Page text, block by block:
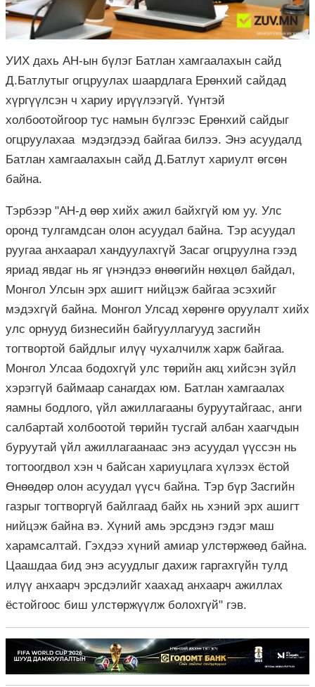
УИХ дахь АН-ын бүлэг Батлан хамгаалахын сайд
Д.Батлутыг огцруулах шаардлага Ерөнхий сайдад
хүргүүлсэн ч хариу ирүүлээгүй. Үүнтэй
холбоотойгоор тус намын бүлгээс Ерөнхий сайдыг
огцруулахаа мэдэгдээд байгаа билээ. Энэ асуудалд
Батлан хамгаалахын сайд Д.Батлут хариулт өгсөн
байна.
Тэрбээр "АН-д өөр хийх ажил байхгүй юм уу. Улс
оронд тулгамдсан олон асуудал байна. Тэр асуудал
руугаа анхаарал хандуулахгүй Засаг огцруулна гээд
яриад явдаг нь яг үнэндээ өнөөгийн нөхцөл байдал,
Монгол Улсын эрх ашигт нийцэж байгаа эсэхийг
мэдэхгүй байна. Монгол Улсад хөрөнгө оруулалт хийх
улс орнууд бизнесийн байгууллагууд засгийн
тогтвортой байдлыг илүү чухалчилж харж байгаа.
Монгол Улсаа бодохгүй улс төрийн акц хийсэн зүйл
хэрэггүй баймаар санагдах юм. Батлан хамгаалах
яамны бодлого, үйл ажиллагааны буруутайгаас, анги
салбартай холбоотой төрийн тусгай албан хаагчдын
буруутай үйл ажиллагаанаас энэ асуудал үүссэн нь
тогтоогдвол хэн ч байсан хариуцлага хүлээх ёстой
Өнөөдөр олон асуудал үүсч байна. Тэр бүр Засгийн
газрыг тогтворгүй байлгаад байх нь хэний эрх ашигт
нийцэж байна вэ. Хүний амь эрсдэнэ гэдэг маш
харамсалтай. Гэхдээ хүний амиар улстөржөөд байна.
Цаашдаа бид энэ асуудлыг дахиж гаргахгүйн тулд
илүү анхаарч эрсдэлийг хаахад анхаарч ажиллах
ёстойгоос биш улстөржүүлж болохгүй" гэв.